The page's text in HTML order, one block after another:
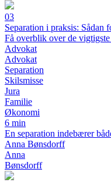
03
Separation i praksis: Sådan
Få overblik over de
Advokat
Advokat
Separation
Skilsmisse
Jura
Familie
Økonomi
6 min
En separation indebærer
Anna Bønsdorff
Anna
Bønsdorff